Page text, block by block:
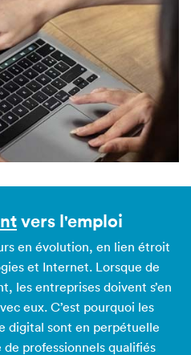
vers l'emploi
en évolution, en lien étroit
et Internet. Lorsque de
les entreprises doivent s’en
eux. C’est pourquoi les
digital sont en perpétuelle
professionnels qualifiés